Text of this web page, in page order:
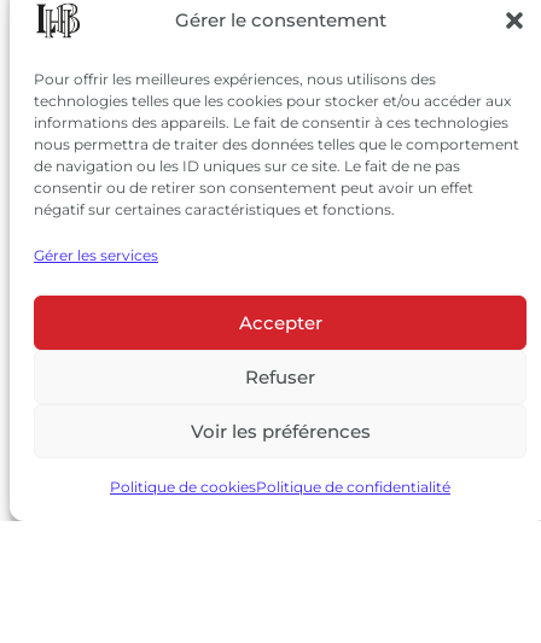
Gérer le consentement
Pour offrir les meilleures expériences, nous utilisons des
technologies telles que les cookies pour stocker et/ou accéder aux
informations des appareils. Le fait de consentir à ces technologies
nous permettra de traiter des données telles que le comportement
de navigation ou les ID uniques sur ce site. Le fait de ne pas
consentir ou de retirer son consentement peut avoir un effet
négatif sur certaines caractéristiques et fonctions.
Gérer les services
Accepter
Refuser
Voir les préférences
Politique de cookiesPolitique de confidentialité
SUIVEZ-NOUS
SUR LES RÉSEAUX
© 2026 Château Larrivet Haut-Brion |
Mentions légales|Politique de confidentialité
|CGV
L’ABUS D’ALCOOL EST DANGEREUX POUR LA SANTÉ, À